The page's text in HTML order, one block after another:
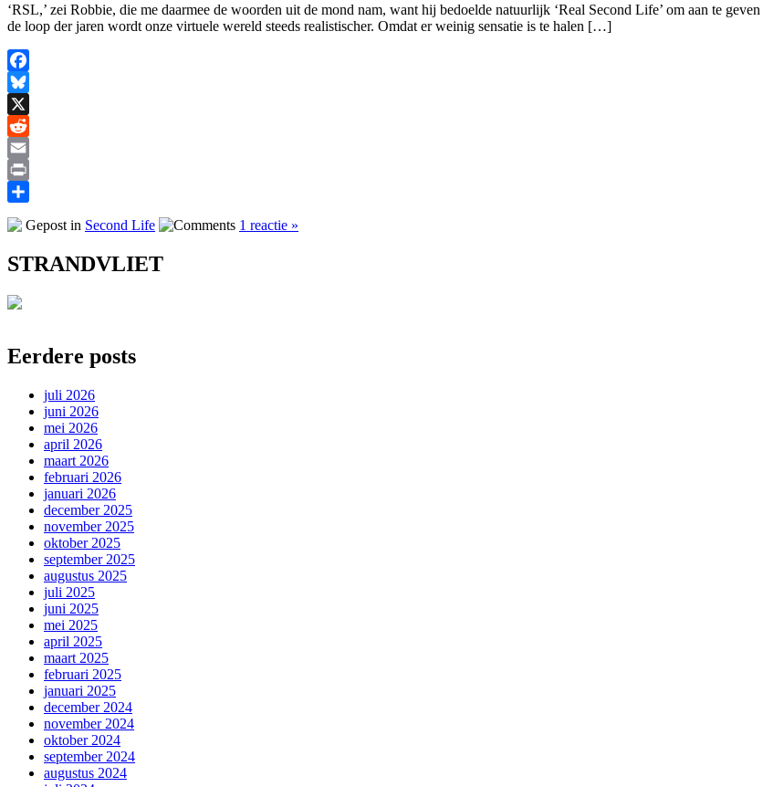
‘RSL,’ zei Robbie, die me daarmee de woorden uit de mond nam, want hij bedoelde natuurlijk ‘Real Second Life’ om aan te
de loop der jaren wordt onze virtuele wereld steeds realistischer. Omdat er weinig sensatie is te halen […]
Facebook
Bluesky
X
Reddit
Email
Print
Gepost in Second Life 1 reactie »
STRANDVLIET
Eerdere posts
juli 2026
juni 2026
mei 2026
april 2026
maart 2026
februari 2026
januari 2026
december 2025
november 2025
oktober 2025
september 2025
augustus 2025
juli 2025
juni 2025
mei 2025
april 2025
maart 2025
februari 2025
januari 2025
december 2024
november 2024
oktober 2024
september 2024
augustus 2024